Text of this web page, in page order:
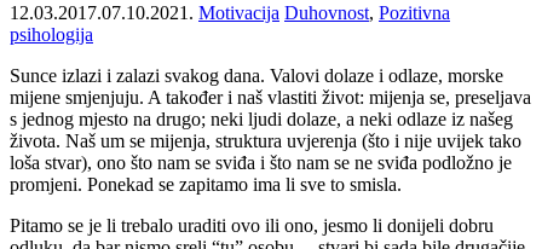
12.03.2017.07.10.2021. Motivacija Duhovnost, Pozitivna
psihologija
Sunce izlazi i zalazi svakog dana. Valovi dolaze i odlaze, morske
mijene smjenjuju. A također i naš vlastiti život: mijenja se, preseljava
s jednog mjesto na drugo; neki ljudi dolaze, a neki odlaze iz našeg
života. Naš um se mijenja, struktura uvjerenja (što i nije uvijek tako
loša stvar), ono što nam se sviđa i što nam se ne sviđa podložno je
promjeni. Ponekad se zapitamo ima li sve to smisla.
Pitamo se je li trebalo uraditi ovo ili ono, jesmo li donijeli dobru